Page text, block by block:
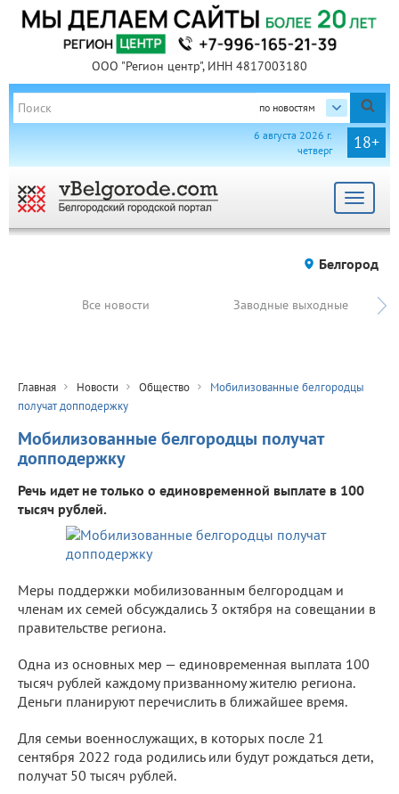
ООО "Регион центр", ИНН 4817003180
по новостям
18+
6 августа 2026 г.
четверг
Toggle
Белгород
Все новости Заводные выходные
Главная Новости Общество
Мобилизованные белгородцы
получат допподержку
Мобилизованные белгородцы получат
допподержку
Речь идет не только о единовременной выплате в 100
тысяч рублей.
Меры поддержки мобилизованным белгородцам и
членам их семей обсуждались 3 октября на совещании в
правительстве региона.
Одна из основных мер — единовременная выплата 100
тысяч рублей каждому призванному жителю региона.
Деньги планируют перечислить в ближайшее время.
Для семьи военнослужащих, в которых после 21
сентября 2022 года родились или будут рождаться дети,
получат 50 тысяч рублей.